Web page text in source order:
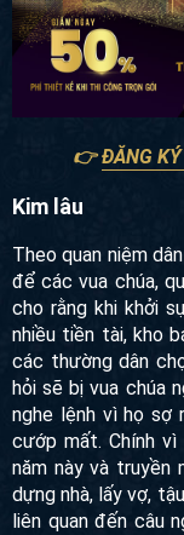
👉ĐĂNG
Kim lâu
Theo quan niệm
để các vua chúa,
cho rằng khi khởi
nhiều tiền tài, kho
các thường dân
hỏi sẽ bị vua chúa
nghe lệnh vì họ sợ
cướp mất. Chính
năm này và truyền
dựng nhà, lấy vợ,
liên quan đến câu